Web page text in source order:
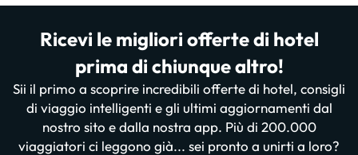
Ricevi le migliori offerte di hotel
prima di chiunque altro!
Sii il primo a scoprire incredibili offerte di hotel, consigli
di viaggio intelligenti e gli ultimi aggiornamenti dal
nostro sito e dalla nostra app. Più di 200.000
viaggiatori ci leggono già... sei pronto a unirti a loro?